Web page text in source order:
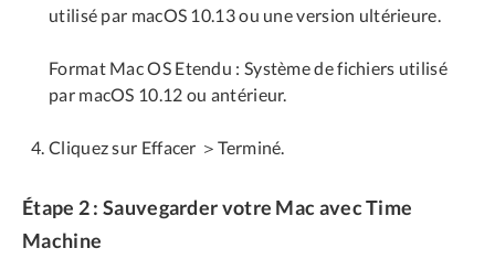
utilisé par macOS 10.13 ou une version ultérieure.
Format Mac OS Etendu : Système de fichiers utilisé
par macOS 10.12 ou antérieur.
Cliquez sur Effacer ＞Terminé.
Étape 2 : Sauvegarder votre Mac avec Time
Machine